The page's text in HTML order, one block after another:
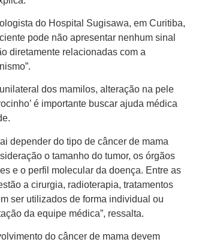
do Hospital Sugisawa, em Curitiba,
pode não apresentar nenhum sinal
diretamente relacionadas com a
dos mamilos, alteração na pele
é importante buscar ajuda médica
depender do tipo de câncer de mama
o tamanho do tumor, os órgãos
e o perfil molecular da doença. Entre as
a cirurgia, radioterapia, tratamentos
ser utilizados de forma individual ou
da equipe médica”, ressalta.
do câncer de mama devem